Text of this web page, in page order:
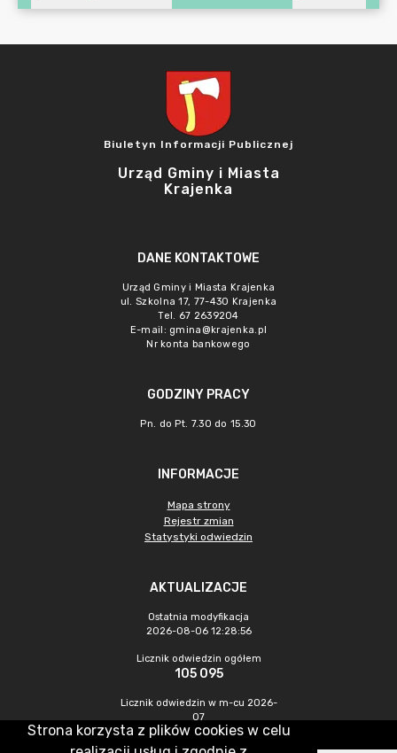
Biuletyn Informacji Publicznej
Urząd Gminy i Miasta
Krajenka
DANE KONTAKTOWE
Urząd Gminy i Miasta Krajenka
ul. Szkolna 17, 77-430 Krajenka
Tel. 67 2639204
E-mail: gmina@krajenka.pl
Nr konta bankowego
GODZINY PRACY
Pn. do Pt. 7.30 do 15.30
INFORMACJE
Mapa strony
Rejestr zmian
Statystyki odwiedzin
AKTUALIZACJE
Ostatnia modyfikacja
2026-08-06 12:28:56
Licznik odwiedzin ogółem
105 095
Licznik odwiedzin w m-cu 2026-
07
471
Strona korzysta z plików cookies w celu